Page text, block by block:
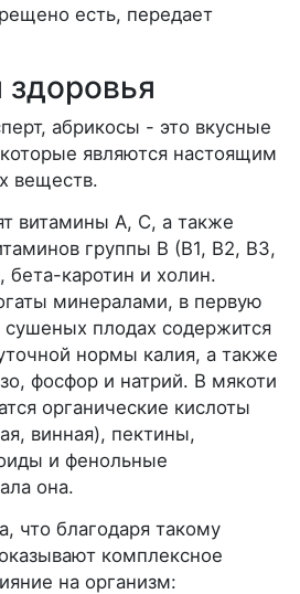
есть, передает
абрикосы - это вкусные
являются настоящим
веществ.
витамины А, С, а также
группы В (В1, В2, В3,
бета-каротин и холин.
минералами, в первую
плодах содержится
нормы калия, а также
фосфор и натрий. В мякоти
органические кислоты
винная), пектины,
и фенольные
она.
что благодаря такому
комплексное
на организм: